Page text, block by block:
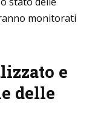
monitorati
e
delle